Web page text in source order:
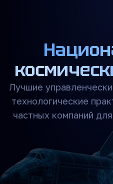
Лучшие
технологические
частных компаний